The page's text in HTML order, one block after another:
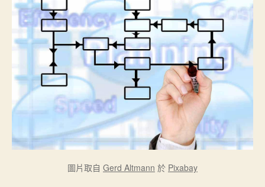
圖片取自 Gerd Altmann 於 Pixabay